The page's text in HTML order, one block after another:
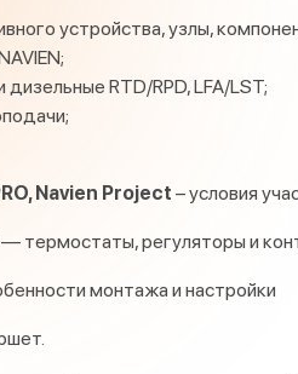
устройства, узлы,
RTD/RPD, LFA/LST;
Navien Project – условия
— термостаты, регуляторы и
монтажа и настройки